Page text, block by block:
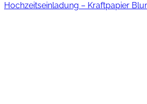
Hochzeitseinladung – Kraftpapier